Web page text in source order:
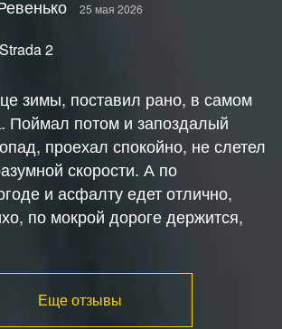
25 мая 2026
Strada 2
зимы, поставил рано, в самом
Поймал потом и запоздалый
проехал спокойно, не слетел
скорости. А по
и асфалту едет отлично,
по мокрой дороге держится,
Еще отзывы